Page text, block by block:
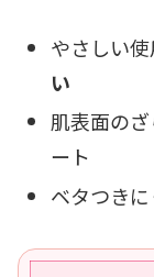
やさしい
い
肌表面の
ート
ベタつきに